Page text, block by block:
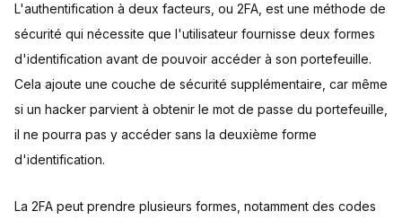
L'authentification à deux facteurs, ou 2FA, est une méthode de
sécurité qui nécessite que l'utilisateur fournisse deux formes
d'identification avant de pouvoir accéder à son portefeuille.
Cela ajoute une couche de sécurité supplémentaire, car même
si un hacker parvient à obtenir le mot de passe du portefeuille,
il ne pourra pas y accéder sans la deuxième forme
d'identification.
La 2FA peut prendre plusieurs formes, notamment des codes